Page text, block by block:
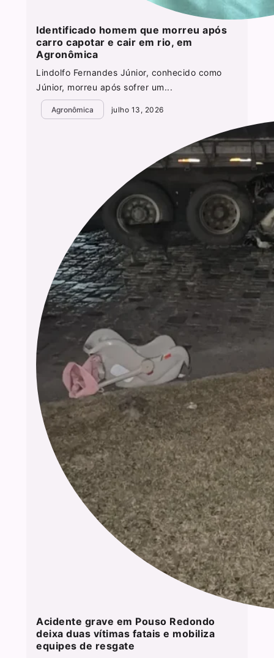
Identificado homem que morreu após
carro capotar e cair em rio, em
Agronômica
Lindolfo Fernandes Júnior, conhecido como
Júnior, morreu após sofrer um...
Agronômica julho 13, 2026
Acidente grave em Pouso Redondo
deixa duas vítimas fatais e mobiliza
equipes de resgate